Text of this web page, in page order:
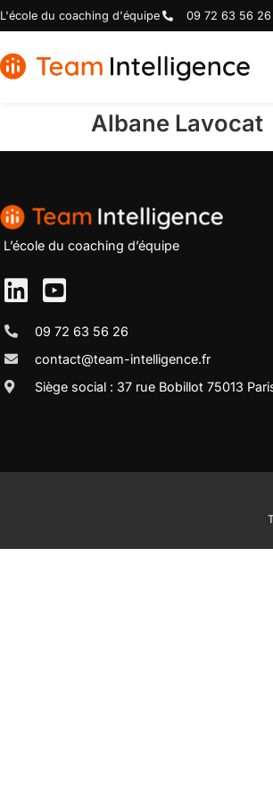
L'école du coaching d'équipe 09 72 63 56 26
Albane Lavocat
L’école du coaching d’équipe
09 72 63 56 26
contact@team-intelligence.fr
Siège social : 37 rue Bobillot 75013